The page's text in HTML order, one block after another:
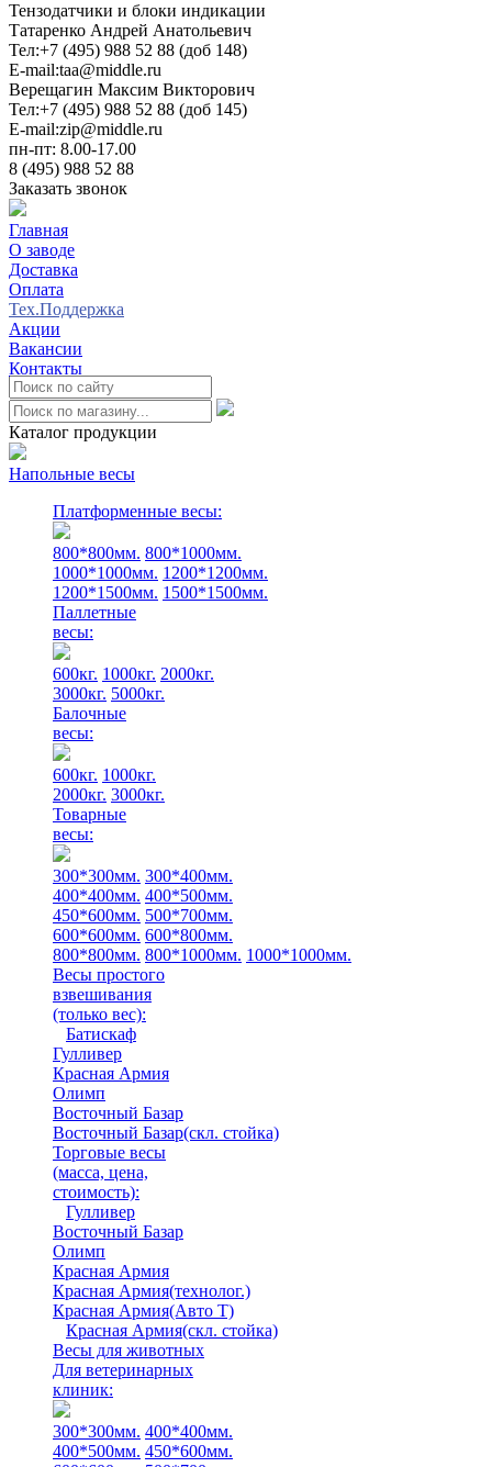
Тензодатчики и блоки индикации
Татаренко Андрей Анатольевич
Тел:+7 (495) 988 52 88 (доб 148)
E-mail:taa@middle.ru
Верещагин Максим Викторович
Тел:+7 (495) 988 52 88 (доб 145)
E-mail:zip@middle.ru
пн-пт: 8.00-17.00
8 (495) 988 52 88
Заказать звонок
Главная
О заводе
Доставка
Оплата
Тех.Поддержка
Акции
Вакансии
Контакты
Каталог продукции
Напольные весы
Платформенные весы:
800*800мм. 800*1000мм.
1000*1000мм. 1200*1200мм.
1200*1500мм. 1500*1500мм.
Паллетные
весы:
600кг. 1000кг. 2000кг.
3000кг. 5000кг.
Балочные
весы:
600кг. 1000кг.
2000кг. 3000кг.
Товарные
весы:
300*300мм. 300*400мм.
400*400мм. 400*500мм.
450*600мм. 500*700мм.
600*600мм. 600*800мм.
800*800мм. 800*1000мм. 1000*1000мм.
Весы простого
взвешивания
(только вес):
Батискаф
Гулливер
Красная Армия
Олимп
Восточный Базар
Восточный Базар(скл. стойка)
Торговые весы
(масса, цена,
стоимость):
Гулливер
Восточный Базар
Олимп
Красная Армия
Красная Армия(технолог.)
Красная Армия(Авто Т)
Красная Армия(скл. стойка)
Весы для животных
Для ветеринарных
клиник:
300*300мм. 400*400мм.
400*500мм. 450*600мм.
0